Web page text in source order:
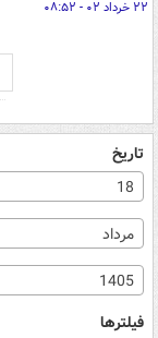
۲۲ خرداد ۰۲ - ۰۸:۵۲
تاریخ
18
مرداد
1405
فیلترها